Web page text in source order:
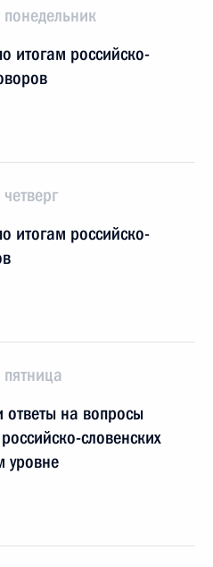
итогам российско-
итогам российско-
ответы на вопросы
словенских
уровне